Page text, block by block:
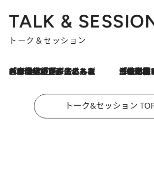
TALK &
トーク＆セッション
2026.8.3
「今後値上げがあるとすれば…」「リスクがあるのは今年の冬」エネルギー専門家が語る、ホルムズ海峡封鎖が家庭にもたらす“ある心配” 2026.8.3
「住宅建てられない…」「サーチャージ料の高値が続いている」ホルムズ海峡封鎖による影
トーク&セッション